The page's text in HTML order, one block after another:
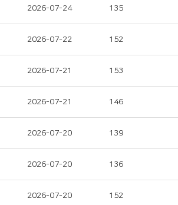
2026-07-24 135
2026-07-22 152
2026-07-21 153
2026-07-21 146
2026-07-20 139
2026-07-20 136
2026-07-20 152